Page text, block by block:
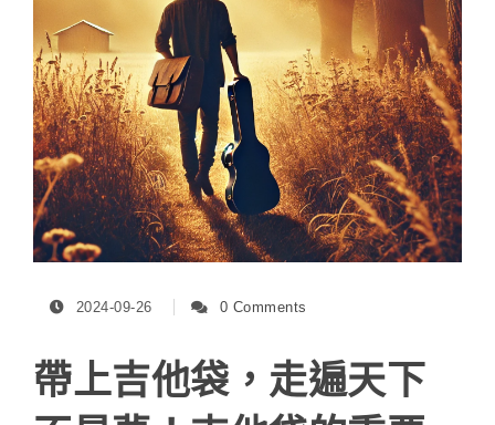
2024-09-26 0 Comments
帶上吉他袋，走遍天下